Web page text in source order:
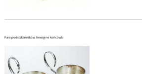
Para podstakanników finezyjne końcówki